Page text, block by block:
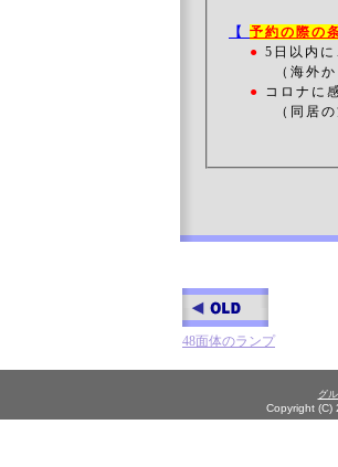
【 予約の際の
● 5日以内
（海外
● コロナに
（同居の方
48面体のランプ
グ
Copyright (C)